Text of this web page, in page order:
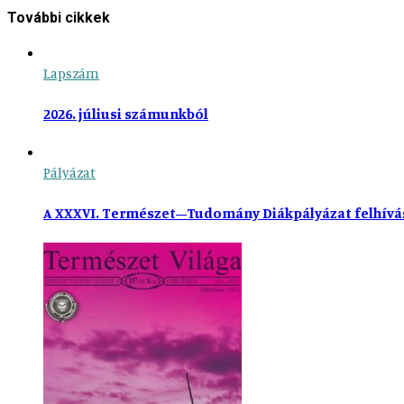
További cikkek
Lapszám
2026. júliusi számunkból
Pályázat
A XXXVI. Természet–Tudomány Diákpályázat